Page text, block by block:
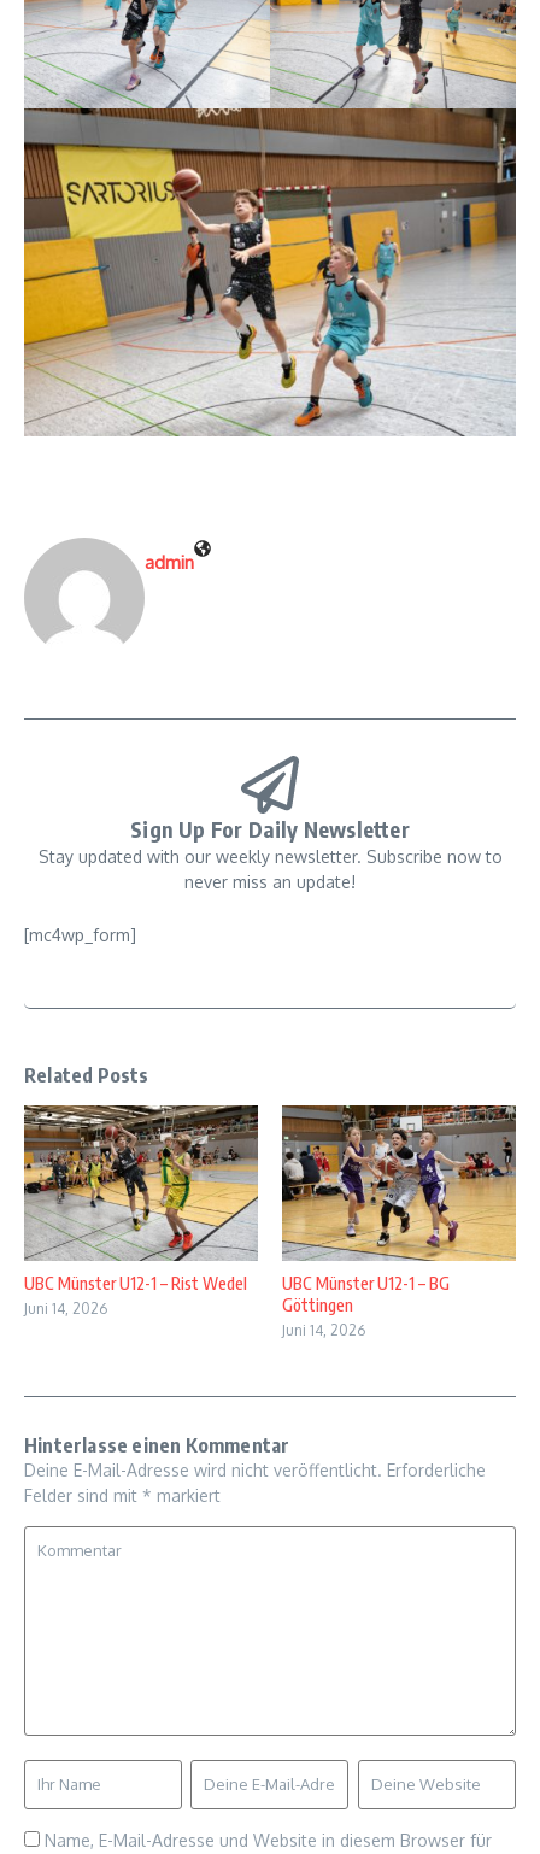
admin
Sign Up For Daily Newsletter
Stay updated with our weekly newsletter. Subscribe now to
never miss an update!
[mc4wp_form]
Related Posts
UBC Münster U12-1 – Rist Wedel
Juni 14, 2026
UBC Münster U12-1 – BG
Göttingen
Juni 14, 2026
Hinterlasse einen Kommentar
Deine E-Mail-Adresse wird nicht veröffentlicht. Erforderliche
Felder sind mit * markiert
Name, E-Mail-Adresse und Website in diesem Browser für